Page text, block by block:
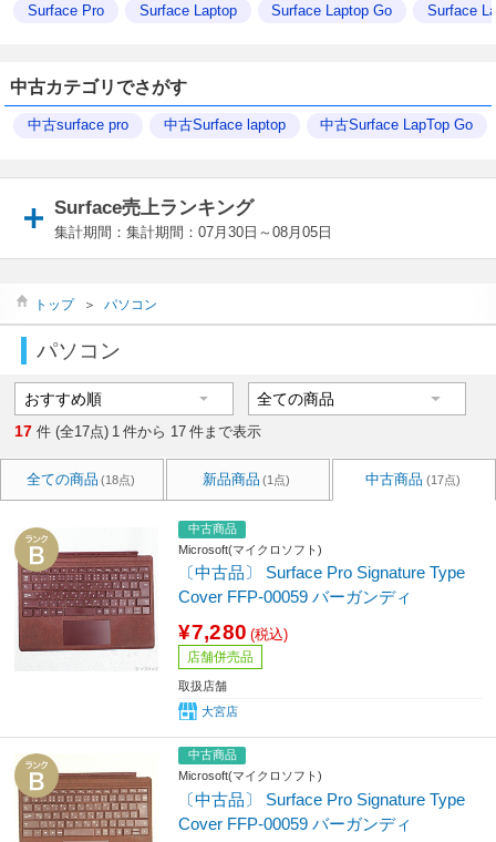
Surface Pro Surface Laptop Surface Laptop Go Surface
中古カテゴリでさがす
中古surface pro 中古Surface laptop 中古Surface LapTop Go
Surface売上ランキング
集計期間：集計期間：07月30日～08月05日
トップ ＞ パソコン
パソコン
17 件 (全17点) 1 件から 17 件まで表示
全ての商品 (18点) 新品商品 (1点) 中古商品 (17点)
中古商品
Microsoft(マイクロソフト)
〔中古品〕 Surface Pro Signature Type
Cover FFP-00059 バーガンディ
¥7,280 (税込)
店舗併売品
取扱店舗
大宮店
中古商品
Microsoft(マイクロソフト)
〔中古品〕 Surface Pro Signature Type
Cover FFP-00059 バーガンディ